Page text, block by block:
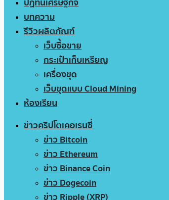
บทความ
รีวิวผลิตภัณฑ์
เว็บซื้อขาย
กระเป๋าเก็บเหรียญ
เครื่องขุด
เว็บขุดแบบ Cloud Mining
ห้องเรียน
ข่าวคริปโตเคอเรนซี่
ข่าว Bitcoin
ข่าว Ethereum
ข่าว Binance Coin
ข่าว Dogecoin